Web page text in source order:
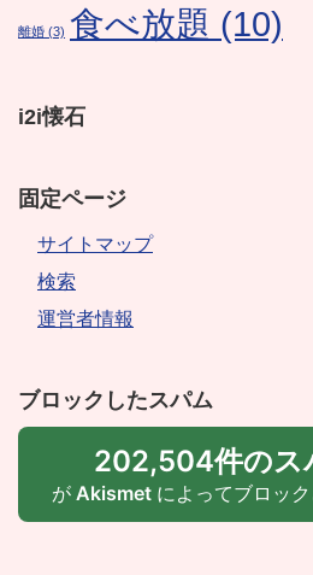
離婚 (3) 食べ放題 (10)
i2i懐石
固定ページ
サイトマップ
検索
運営者情報
ブロックしたスパム
202,504件のス
が Akismetによってブロッ